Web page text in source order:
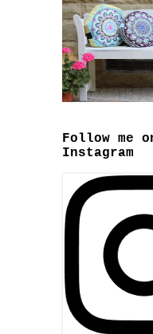
Follow me
Instagram